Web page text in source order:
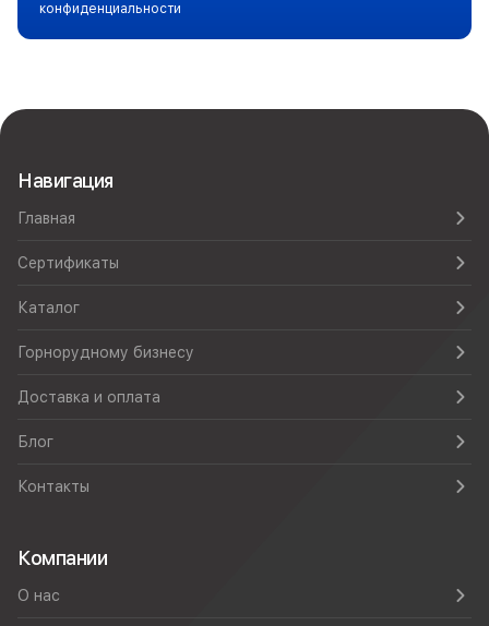
конфиденциальности
Навигация
Главная
Сертификаты
Каталог
Горнорудному бизнесу
Доставка и оплата
Блог
Контакты
Компании
О нас